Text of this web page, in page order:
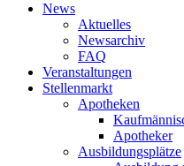
News
Aktuelles
Newsarchiv
FAQ
Veranstaltungen
Stellenmarkt
Apotheken
Apotheker
Ausbildungsplätze